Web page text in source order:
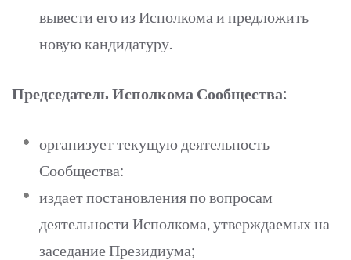
вывести его из Исполкома и предложить
новую кандидатуру.
Председатель Исполкома Сообщества:
организует текущую деятельность
Сообщества:
издает постановления по вопросам
деятельности Исполкома, утверждае­мых на
заседание Президиума;